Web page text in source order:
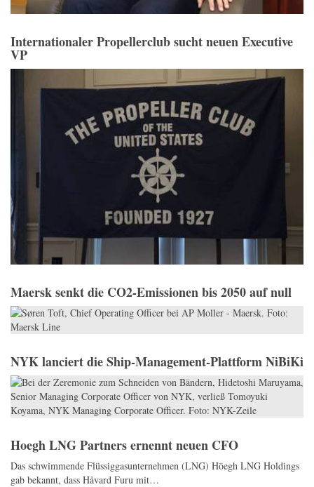
Internationaler Propellerclub sucht neuen Executive
VP
Maersk senkt die CO2-Emissionen bis 2050 auf null
NYK lanciert die Ship-Management-Plattform NiBiKi
Hoegh LNG Partners ernennt neuen CFO
Das schwimmende Flüssiggasunternehmen (LNG) Höegh LNG Holdings
gab bekannt, dass Håvard Furu mit…